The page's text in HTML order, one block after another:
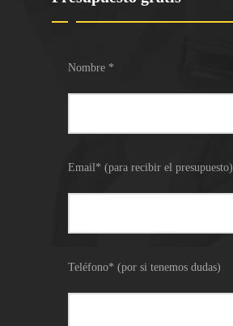
Nombre *
Email* (para recibir el presupuesto)
Teléfono* (por si tenemos dudas)